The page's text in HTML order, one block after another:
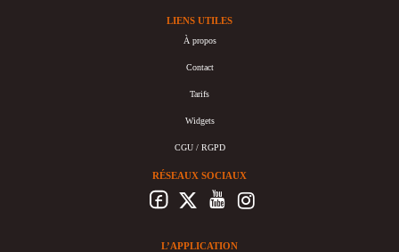
LIENS UTILES
À propos
Contact
Tarifs
Widgets
CGU / RGPD
RÉSEAUX SOCIAUX
L’APPLICATION